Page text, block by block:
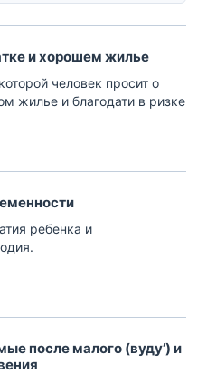
и хорошем жилье
человек просит о
жилье и благодати в ризке
ребенка и
после малого (вуду’) и